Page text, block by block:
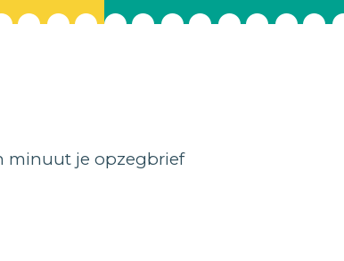
minuut je opzegbrief